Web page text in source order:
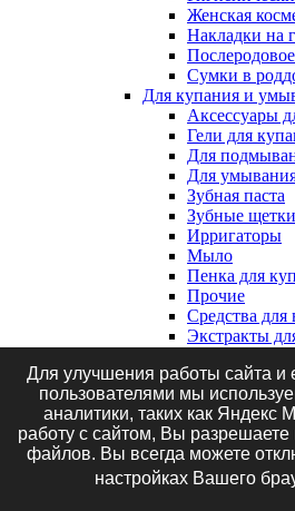
Женская
Накладки на
Сумки в
Для купания и
Аксессуары
Гели для
Для
Для
Зубная паста
Зубные щетки
Ирригаторы
Мыло
Пенка для
Прочие
Средства для
Экстракты
Клеенки,
пеленки
Клеенки
Маникюрные
Для улучшения работы сайта и
пользователями мы
аналитики, таких как Яндекс
работу с сайтом, Вы
файлов. Вы всегда можете
настройках Вашего